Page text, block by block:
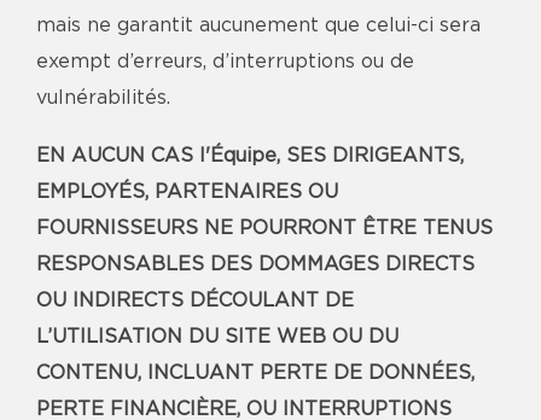
mais ne garantit aucunement que celui-ci sera
exempt d’erreurs, d’interruptions ou de
vulnérabilités.
EN AUCUN CAS l'Équipe, SES DIRIGEANTS,
EMPLOYÉS, PARTENAIRES OU
FOURNISSEURS NE POURRONT ÊTRE TENUS
RESPONSABLES DES DOMMAGES DIRECTS
OU INDIRECTS DÉCOULANT DE
L’UTILISATION DU SITE WEB OU DU
CONTENU, INCLUANT PERTE DE DONNÉES,
PERTE FINANCIÈRE, OU INTERRUPTIONS